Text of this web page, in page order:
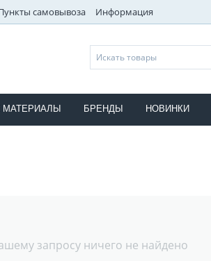
самовывоза Информация
БРЕНДЫ НОВИНКИ
запросу ничего не найдено